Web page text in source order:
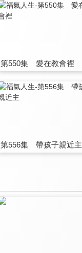
第550集 愛在教會裡
第556集 帶孩子親近主